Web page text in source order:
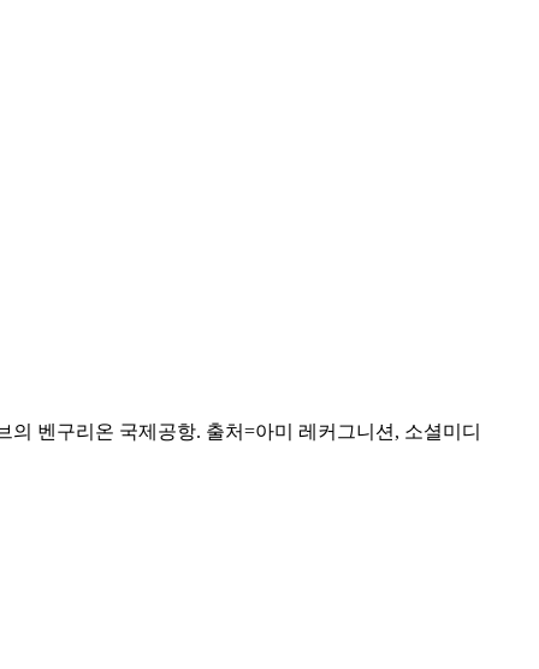
벤구리온 국제공항. 출처=아미 레커그니션, 소셜미디